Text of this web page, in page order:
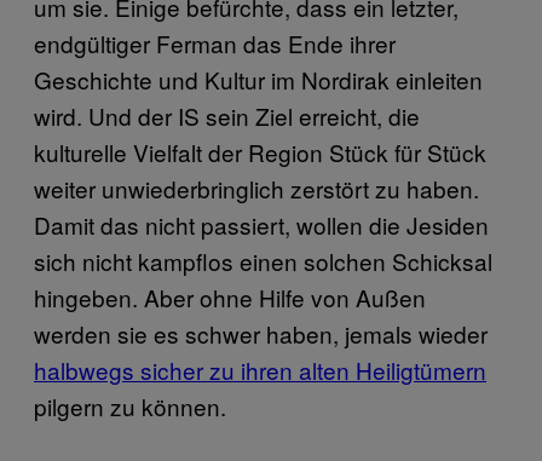
endgültiger Ferman das Ende ihrer
Geschichte und Kultur im Nordirak einleiten
wird. Und der IS sein Ziel erreicht, die
kulturelle Vielfalt der Region Stück für Stück
weiter unwiederbringlich zerstört zu haben.
Damit das nicht passiert, wollen die Jesiden
sich nicht kampflos einen solchen Schicksal
hingeben. Aber ohne Hilfe von Außen
werden sie es schwer haben, jemals wieder
halbwegs sicher zu ihren alten Heiligtümern
pilgern zu können.